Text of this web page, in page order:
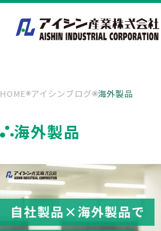
HOME アイシンブログ 海外製品
海外製品